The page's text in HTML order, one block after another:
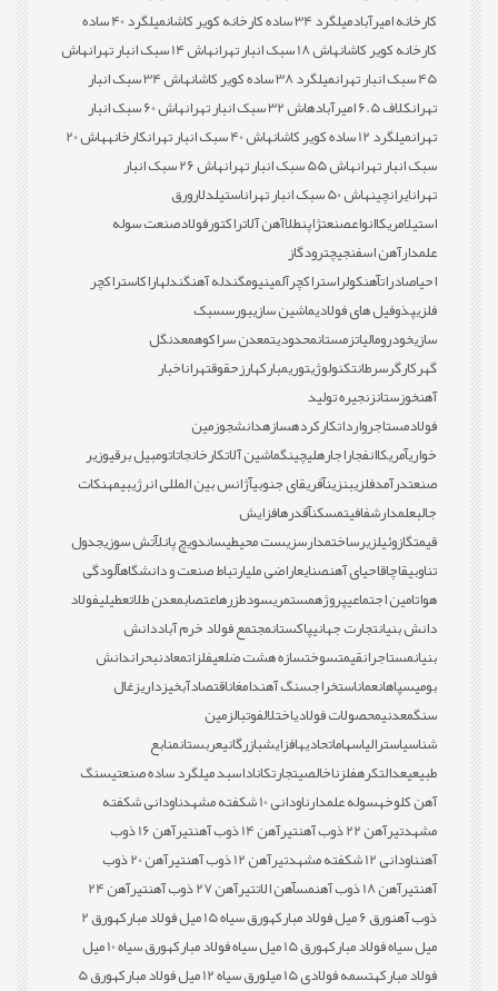
کارخانه امیرآبادمیلگرد 34 ساده کارخانه کویر کاشان
میلگرد 40 ساده
کارخانه کویر کاشانهاش 18 سبک انبار تهران هاش 14 سبک انبار تهران
هاش
45 سبک انبار تهران
میلگرد 38 ساده کویر کاشان
هاش 34 سبک انبار
تهرانکلاف 6.5 امیرآباد هاش 32 سبک انبار تهران
هاش 60 سبک انبار
تهرانمیلگرد 12 ساده کویر کاشان هاش 40 سبک انبار تهران کارخانه
هاش 20
سبک انبار تهرانهاش 55 سبک انبار تهران
هاش 26 سبک انبار
تهرانایرانچینهاش 50 سبک انبار تهران استیلدلارورق
استیلامریکاانواعصنعتژاپنطلاآهن آلاتراکتورفولادصنعت سوله
علمدارآهن اسفنجیچترودگاز
احیاصادراتآهنکولراستراکچرآلمینیومگندله آهنگندلهاراکاستراکچر
فلزیپذوفیل های فولادیماشین سازیبورسسبک
سازیخودرومالیاتزمستانمحدودیتمعدن سراکوهمعدنگل
گهرکارگرسرطانتکنولوژیتوریمبارکهارزحقوقتهراناخبار
آهنخوزستانزنجیره تولید
فولادمستاجروارداتکارکردهسازهدانشجوزمین
خواریآمریکاانفجاراجارهلیچینگماشین آلاتکارخانجاتاتومبیل برقیوزیر
صنعتدرآمدفلزیبنزینآفریقای جنوبیآژانس بین المللی انرژیبیمهنکات
جالبعلمدارشفافیتمسکنآقدرهافزایش
قیمتگازوئیلزیرساختمدارسزیست محیطیساندویچ پانلآتش سوزیجدول
تناوبیقاچاقاحیای آهنصنایعاراضی ملیارتباط صنعت و دانشگاهآلودگی
هواتامین اجتماعیپروژهمستمریسودطزرهاعتصابمعدن طلاتعطیلیفولاد
دانش بنیانتجارت جهانیپاکستانمجتمع فولاد خرم آباددانش
بنیانمستاجرانقیمتسوختسازه هشت ضلعیفلزاتمعادنبحراندانش
بومیسپاهانعماناستخراجسنگ آهندامغاناقتصادآبخیزداریزغال
سنگمعدنیمحصولات فولادیاختلالفوتبالزمین
شناسیاسترالیاسهاماتحادیهافزایشبازرگانیعربستانمنابع
طبیعیعدالتکرهفلزناخالصیتجارتکاناداسبد میلگرد ساده صنعتیسنگ
آهن کلوخهسوله علمدارناودانی 10 شکفته مشهد
ناودانی شکفته
مشهدتیرآهن 22 ذوب آهن تیرآهن 14 ذوب آهن
تیرآهن 16 ذوب
آهنناودانی 12 شکفته مشهد تیرآهن 12 ذوب آهن
تیرآهن 20 ذوب
آهنتیرآهن 18 ذوب آهن مسآهن الاتتیرآهن 27 ذوب آهن
تیرآهن 24
ذوب آهنورق 6 میل فولاد مبارکه ورق سیاه 15 میل فولاد مبارکه
ورق 2
میل سیاه فولاد مبارکهورق 15 میل سیاه فولاد مبارکه
ورق سیاه 10 میل
فولاد مبارکهتسمه فولادی 15 میل ورق سیاه 12 میل فولاد مبارکه
ورق 5